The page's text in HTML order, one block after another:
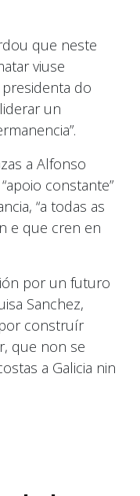
que neste
viuse
presidenta do
un
a Alfonso
constante”
“a todas as
e que cren en
por un futuro
Sanchez,
construír
que non se
a Galicia nin